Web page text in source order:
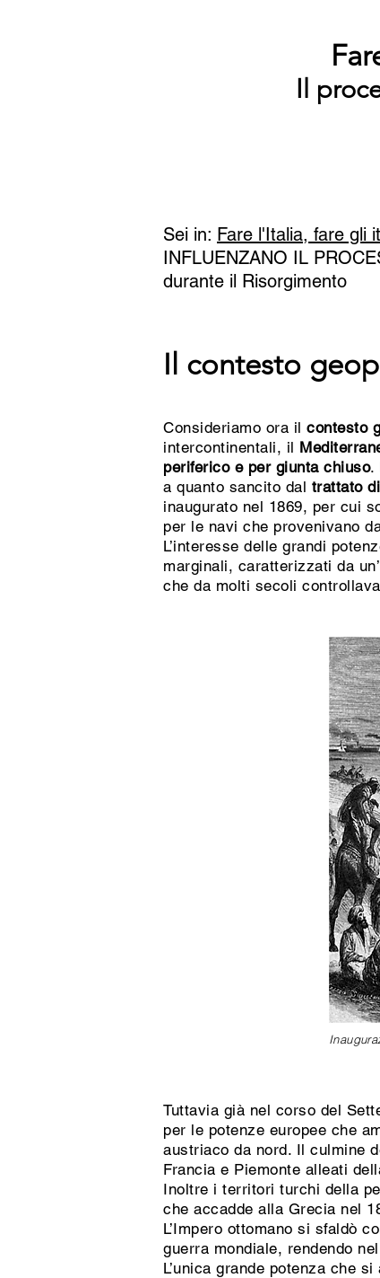
Il
Sei in: Fare l'Italia, fare gli
INFLUENZANO IL
durante il Risorgimento
Il contesto
Consideriamo ora ilcontesto
intercontinentali, il
periferico e per giunta chiuso.
a quanto sancito dal trattato
inaugurato nel 1869, per cui
per le navi che provenivano
L’interesse delle grandi
marginali, caratterizzati da
che da molti secoli
Tuttavia già nel corso del
per le potenze europee che
austriaco da nord. Il culmine
Francia e Piemonte alleati
Inoltre i territori turchi della
che accadde alla Grecia nel
L’Impero ottomano si sfaldò
guerra mondiale, rendendo
L’unica grande potenza che